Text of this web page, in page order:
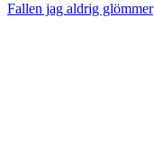
Fallen jag aldrig glömmer